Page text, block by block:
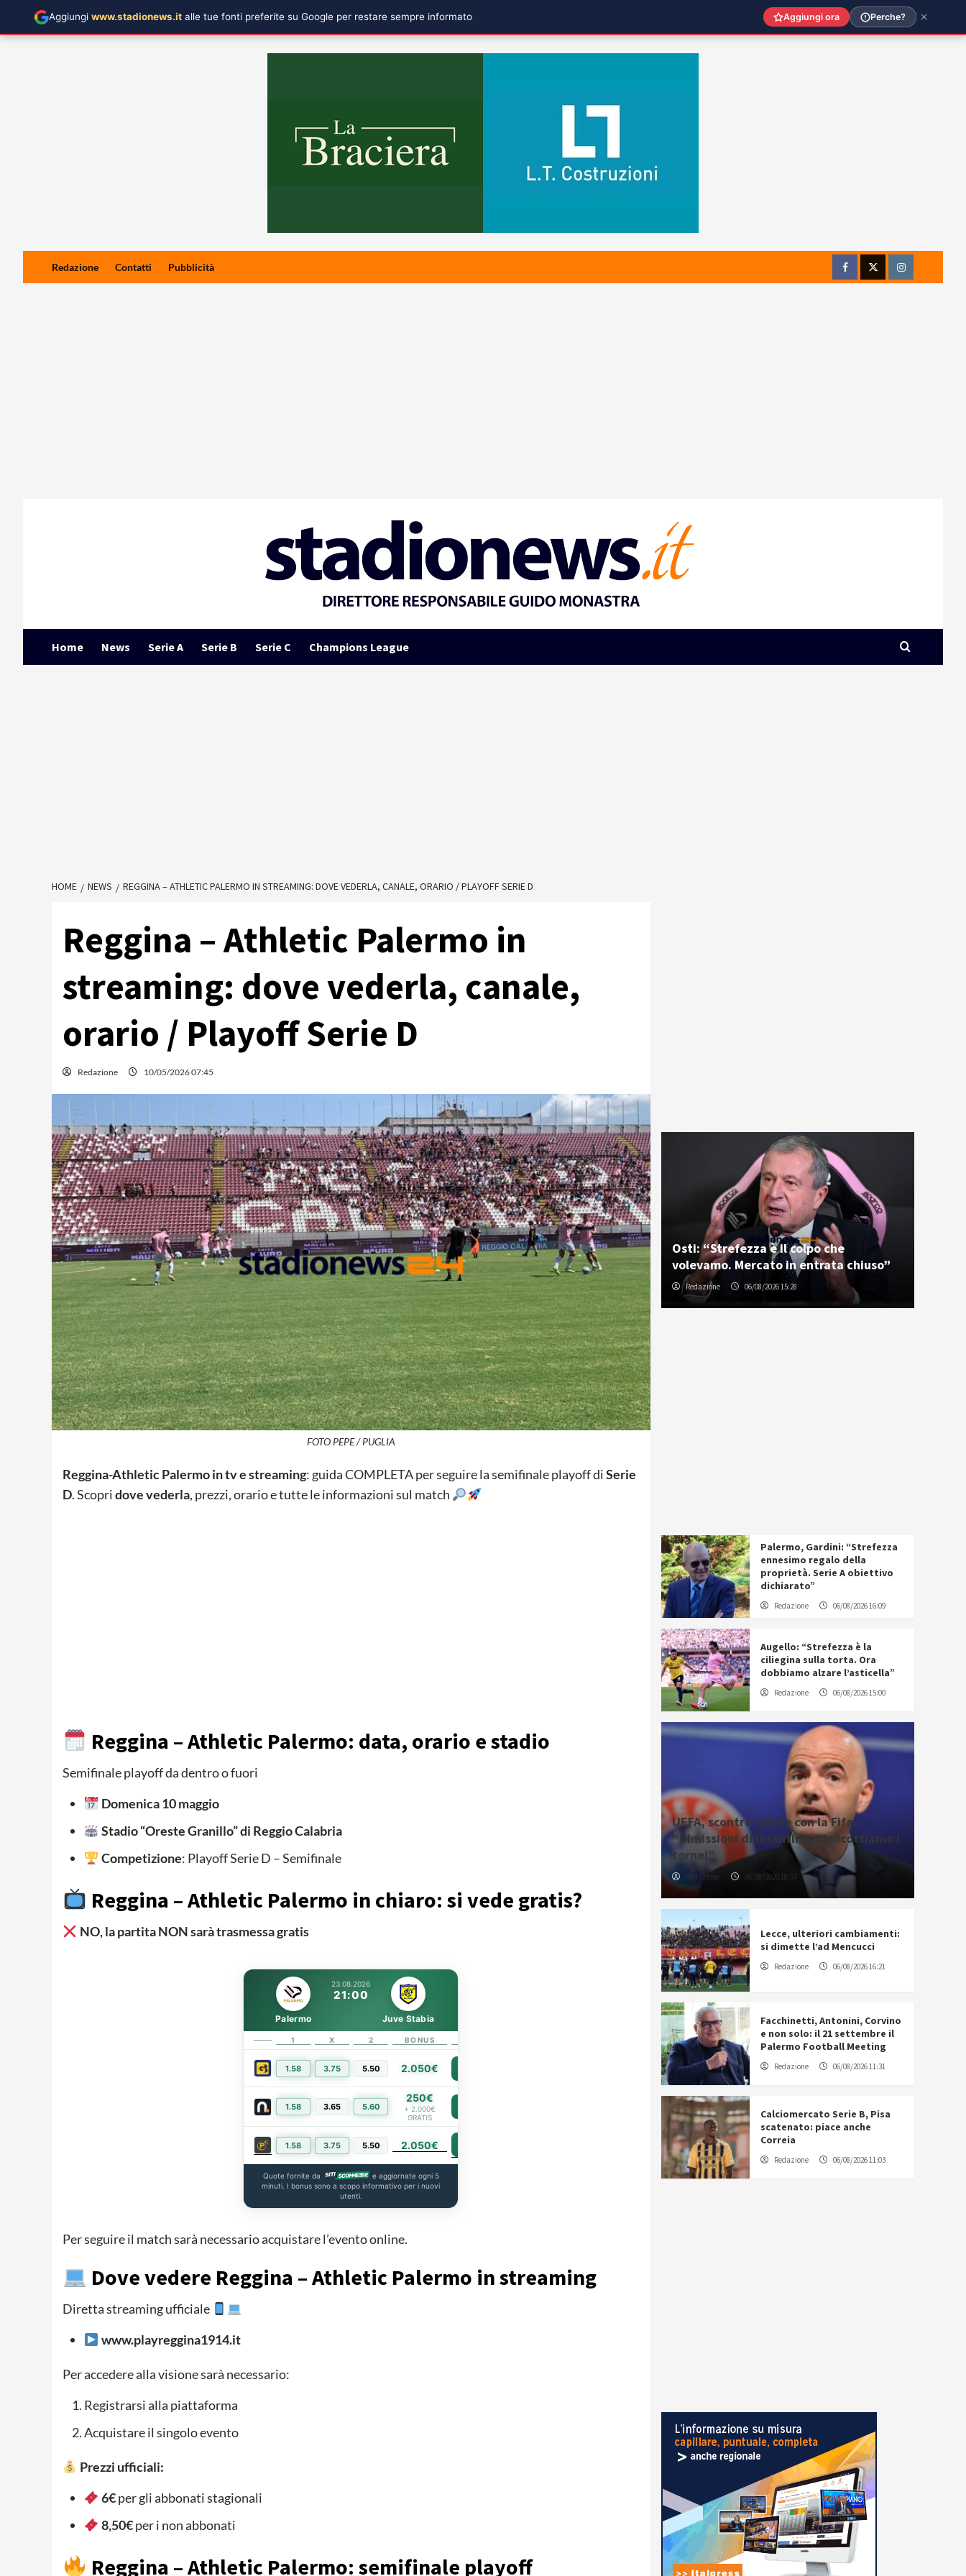
Redazione Contatti Pubblicità
FacebookTwitterInstagram
Home News Serie A Serie B Serie C Champions League
HOME NEWS REGGINA – ATHLETIC PALERMO IN STREAMING: DOVE VEDERLA, CANALE, ORARIO / PLAYOFF SERIE D
Reggina – Athletic Palermo in
streaming: dove vederla, canale,
orario / Playoff Serie D
Redazione 10/05/2026 07:45
FOTO PEPE / PUGLIA
Reggina-Athletic Palermo in tv e streaming: guida COMPLETA per seguire la semifinale playoff diSerie
D. Scopridove vederla, prezzi, orario e tutte le informazioni sul match
Reggina – Athletic Palermo: data, orario e stadio
Semifinale playoff da dentro o fuori
Domenica 10 maggio
Stadio “Oreste Granillo” di Reggio Calabria
Competizione: Playoff Serie D – Semifinale
Reggina – Athletic Palermo in chiaro: si vede gratis?
NO, la partita NON sarà trasmessa gratis
23.08.2026
21:00
Palermo Juve Stabia
1 X 2 BONUS
1.58 3.75 5.50 2.050€
1.58 3.65 5.60
250€
+ 2.000€
GRATIS
1.58 3.75 5.50 2.050€
Quote fornite da
e aggiornate ogni 5
minuti. I bonus sono a scopo informativo per i nuovi
utenti.
Per seguire il match sarà necessario acquistare l’evento online.
Dove vedere Reggina – Athletic Palermo in streaming
Diretta streaming ufficiale
www.playreggina1914.it
Per accedere alla visione sarà necessario:
Registrarsi alla piattaforma
Acquistare il singolo evento
Prezzi ufficiali:
6€per gli abbonati stagionali
8,50€per i non abbonati
Reggina – Athletic Palermo: semifinale playoff
Osti: “Strefezza è il colpo che
volevamo. Mercato in entrata chiuso”
Redazione 06/08/2026 15:28
Palermo, Gardini: “Strefezza
ennesimo regalo della
proprietà. Serie A obiettivo
dichiarato”
Redazione 06/08/2026 16:09
Augello: “Strefezza è la
ciliegina sulla torta. Ora
dobbiamo alzare l’asticella”
Redazione 06/08/2026 15:00
UEFA, scontro totale con la Fifa:
“Dimissioni di Infantino o boicottiamo i
tornei”
Redazione 06/08/2026 18:57
Lecce, ulteriori cambiamenti:
si dimette l’ad Mencucci
Redazione 06/08/2026 16:21
Facchinetti, Antonini, Corvino
e non solo: il 21 settembre il
Palermo Football Meeting
Redazione 06/08/2026 11:31
Calciomercato Serie B, Pisa
scatenato: piace anche
Correia
Redazione 06/08/2026 11:03
Aggiungi www.stadionews.it alle tue fonti preferite su Google per restare sempre informato Aggiungi ora Perche?